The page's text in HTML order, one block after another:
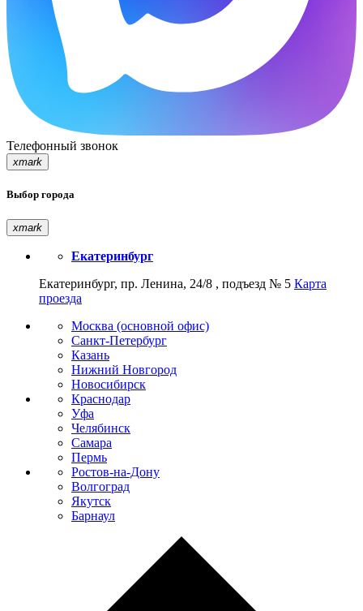
Телефонный звонок
xmark
Выбор города
xmark
Екатеринбург
Екатеринбург, пр. Ленина, 24/8 , подъезд № 5 Карта
проезда
Москва (основной офис)
Санкт-Петербург
Казань
Нижний Новгород
Новосибирск
Краснодар
Уфа
Челябинск
Самара
Пермь
Ростов-на-Дону
Волгоград
Якутск
Барнаул